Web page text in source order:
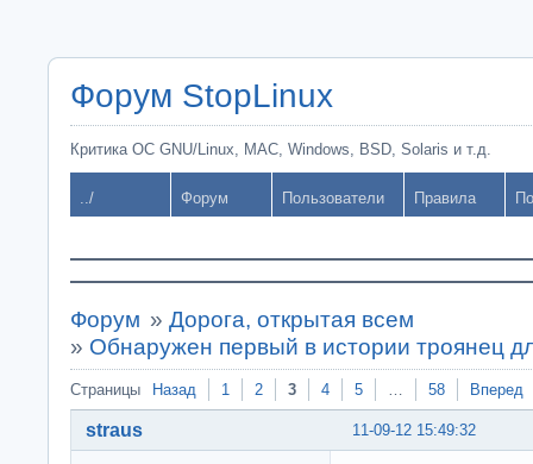
Форум StopLinux
Критика ОС GNU/Linux, MAC, Windows, BSD, Solaris и т.д.
../ Форум Пользователи Правила
Форум » Дорога, открытая всем
» Обнаружен первый в истории троянец
Страницы Назад 1 2 3 4 5 … 58 Вперед
11-09-12 15:49:32
straus